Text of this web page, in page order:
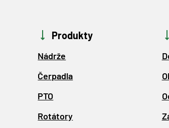
Produkty
Nádrže
Čerpadla
PTO
Rotátory